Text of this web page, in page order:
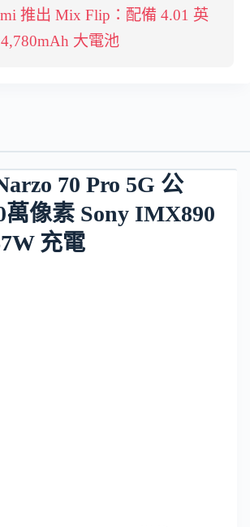
推出 Mix Flip：配備 4.01 英
大電池
70 Pro 5G 公
萬像素 Sony IMX890
充電